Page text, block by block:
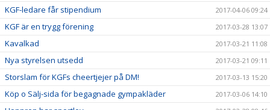
KGF-ledare får stipendium 2017-04-06 09:24
KGF är en trygg förening 2017-03-28 13:07
Kavalkad 2017-03-21 11:08
Nya styrelsen utsedd 2017-03-21 09:11
Storslam för KGFs cheertjejer på DM! 2017-03-13 15:20
Köp o Sälj-sida för begagnade gympakläder 2017-03-06 14:10